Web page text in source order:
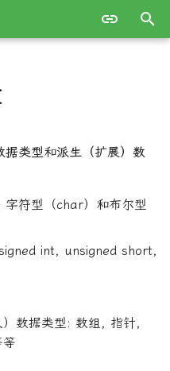
据类型和派生（扩展）数
符型（char）和布尔型
int, unsigned short,
）数据类型: 数组, 指针,